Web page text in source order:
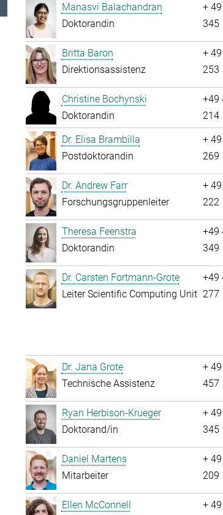
Manasvi Balachandran
Doktorandin
+
345
Britta Baron
Direktionsassistenz
+
253
Christine Bochynski
Doktorandin
+49
214
Dr. Elisa Brambilla
Postdoktorandin
+
269
Dr. Andrew Farr
Forschungsgruppenleiter
+
222
Theresa Feenstra
Doktorandin
+49
349
Dr. Carsten Fortmann-Grote
Leiter Scientific Computing Unit
+49
277
Dr. Jana Grote
Technische Assistenz
+
457
Ryan Herbison-Krueger
Doktorand/in
+
345
Daniel Martens
Mitarbeiter
+
209
Ellen McConnell
+